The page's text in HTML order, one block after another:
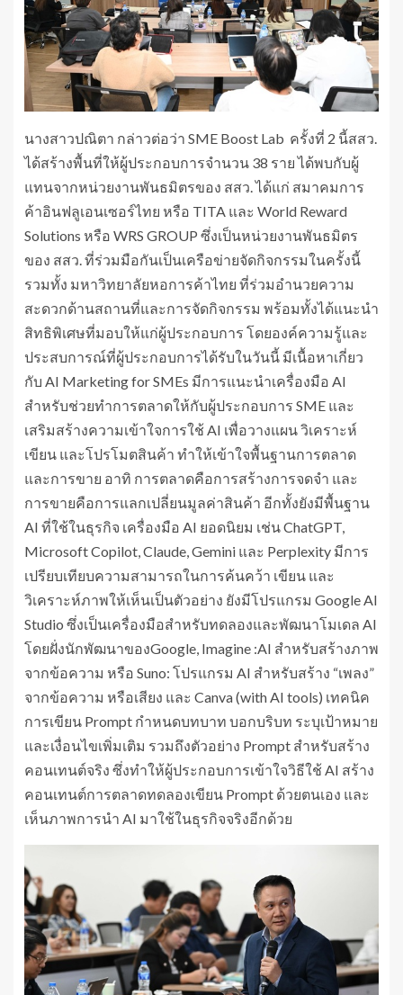
นางสาวปณิตา กล่าวต่อว่า SME Boost Lab ครั้งที่ 2 นี้สสว.
ได้สร้างพื้นที่ให้ผู้ประกอบการจำนวน 38 ราย ได้พบกับผู้
แทนจากหน่วยงานพันธมิตรของ สสว. ได้แก่ สมาคมการ
ค้าอินฟลูเอนเซอร์ไทย หรือ TITA และ World Reward
Solutions หรือ WRS GROUP ซึ่งเป็นหน่วยงานพันธมิตร
ของ สสว. ที่ร่วมมือกันเป็นเครือข่ายจัดกิจกรรมในครั้งนี้
รวมทั้ง มหาวิทยาลัยหอการค้าไทย ที่ร่วมอำนวยความ
สะดวกด้านสถานที่และการจัดกิจกรรม พร้อมทั้งได้แนะนำ
สิทธิพิเศษที่มอบให้แก่ผู้ประกอบการ โดยองค์ความรู้และ
ประสบการณ์ที่ผู้ประกอบการได้รับในวันนี้ มีเนื้อหาเกี่ยว
กับ AI Marketing for SMEs มีการแนะนำเครื่องมือ AI
สำหรับช่วยทำการตลาดให้กับผู้ประกอบการ SME และ
เสริมสร้างความเข้าใจการใช้ AI เพื่อวางแผน วิเคราะห์
เขียน และโปรโมตสินค้า ทำให้เข้าใจพื้นฐานการตลาด
และการขาย อาทิ การตลาดคือการสร้างการจดจำ และ
การขายคือการแลกเปลี่ยนมูลค่าสินค้า อีกทั้งยังมีพื้นฐาน
AI ที่ใช้ในธุรกิจ เครื่องมือ AI ยอดนิยม เช่น ChatGPT,
Microsoft Copilot, Claude, Gemini และ Perplexity มีการ
เปรียบเทียบความสามารถในการค้นคว้า เขียน และ
วิเคราะห์ภาพให้เห็นเป็นตัวอย่าง ยังมีโปรแกรม Google AI
Studio ซึ่งเป็นเครื่องมือสำหรับทดลองและพัฒนาโมเดล AI
โดยฝั่งนักพัฒนาของGoogle, Imagine :AI สำหรับสร้างภาพ
จากข้อความ หรือ Suno: โปรแกรม AI สำหรับสร้าง “เพลง”
จากข้อความ หรือเสียง และ Canva (with AI tools) เทคนิค
การเขียน Prompt กำหนดบทบาท บอกบริบท ระบุเป้าหมาย
และเงื่อนไขเพิ่มเติม รวมถึงตัวอย่าง Prompt สำหรับสร้าง
คอนเทนต์จริง ซึ่งทำให้ผู้ประกอบการเข้าใจวิธีใช้ AI สร้าง
คอนเทนต์การตลาดทดลองเขียน Prompt ด้วยตนเอง และ
เห็นภาพการนำ AI มาใช้ในธุรกิจจริงอีกด้วย